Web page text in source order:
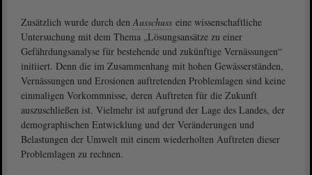
Zusätzlich wurde durch den Ausschuss eine wissenschaftliche
Untersuchung mit dem Thema „Lösungsansätze zu einer
Gefährdungsanalyse für bestehende und zukünftige Vernässungen“
initiiert. Denn die im Zusammenhang mit hohen Gewässerständen,
Vernässungen und Erosionen auftretenden Problemlagen sind keine
einmaligen Vorkommnisse, deren Auftreten für die Zukunft
auszuschließen ist. Vielmehr ist aufgrund der Lage des Landes, der
demographischen Entwicklung und der Veränderungen und
Belastungen der Umwelt mit einem wiederholten Auftreten dieser
Problemlagen zu rechnen.